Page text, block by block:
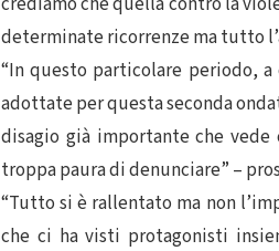
determinate ricorrenze ma tutto
“In questo particolare periodo,
adottate per questa seconda
disagio già importante che
troppa paura di denunciare” –
“Tutto si è rallentato ma non
che ci ha visti protagonisti